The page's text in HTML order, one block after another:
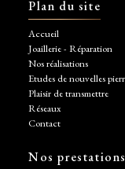
Plan du site
Accueil
Joaillerie - Réparation
Nos réalisations
Etudes de nouvelles
Plaisir de transmettre
Réseaux
Contact
Nos prestations